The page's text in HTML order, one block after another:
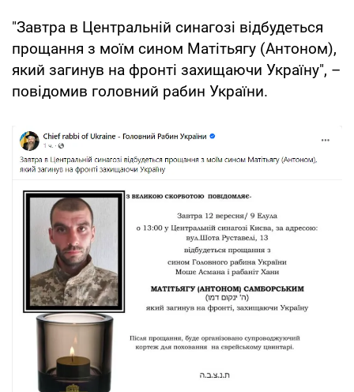
"Завтра в Центральній синагозі відбудеться
прощання з моїм сином Матітьягу (Антоном),
який загинув на фронті захищаючи Україну", –
повідомив головний рабин України.